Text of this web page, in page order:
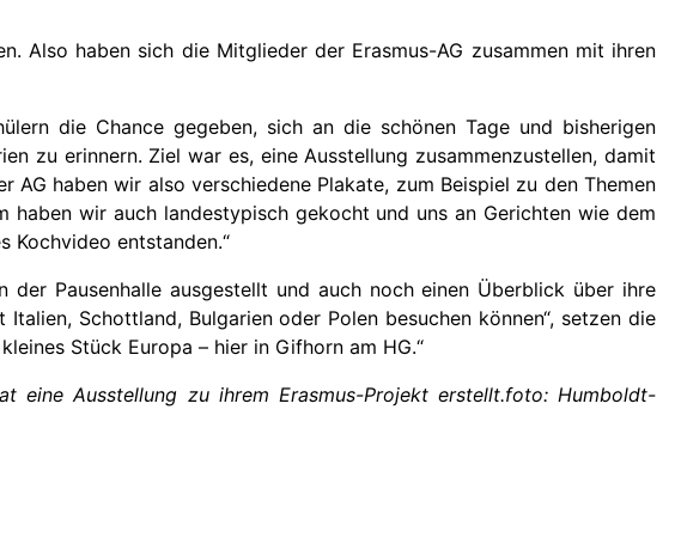
Also haben sich die Mitglieder der Erasmus-AG zusammen mit ihren
die Chance gegeben, sich an die schönen Tage und bisherigen
zu erinnern. Ziel war es, eine Ausstellung zusammenzustellen, damit
haben wir also verschiedene Plakate, zum Beispiel zu den Themen
haben wir auch landestypisch gekocht und uns an Gerichten wie dem
Kochvideo entstanden.“
der Pausenhalle ausgestellt und auch noch einen Überblick über ihre
Schottland, Bulgarien oder Polen besuchen können“, setzen die
Stück Europa – hier in Gifhorn am HG.“
eine Ausstellung zu ihrem Erasmus-Projekt erstellt.foto: Humboldt-